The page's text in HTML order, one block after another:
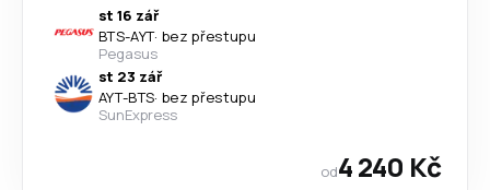
st 16 zář
BTS-AYT· bez přestupu
Pegasus
st 23 zář
AYT-BTS· bez přestupu
SunExpress
od4 240 Kč